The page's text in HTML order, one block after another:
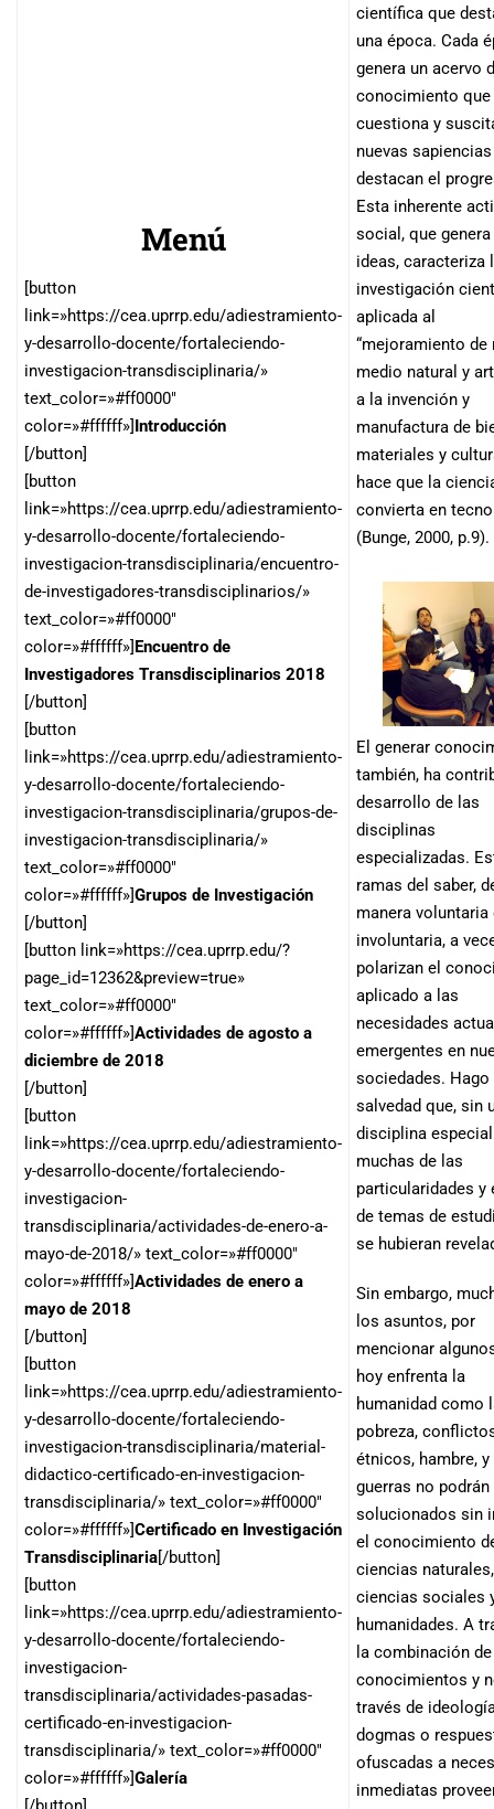
Menú
[button
link=»https://cea.uprrp.edu/adiestramiento-
y-desarrollo-docente/fortaleciendo-
investigacion-transdisciplinaria/»
text_color=»#ff0000″
color=»#ffffff»]Introducción
[/button]
[button
link=»https://cea.uprrp.edu/adiestramiento-
y-desarrollo-docente/fortaleciendo-
investigacion-transdisciplinaria/encuentro-
de-investigadores-transdisciplinarios/»
text_color=»#ff0000″
color=»#ffffff»]Encuentro de
Investigadores Transdisciplinarios 2018
[/button]
[button
link=»https://cea.uprrp.edu/adiestramiento-
y-desarrollo-docente/fortaleciendo-
investigacion-transdisciplinaria/grupos-de-
investigacion-transdisciplinaria/»
text_color=»#ff0000″
color=»#ffffff»]Grupos de Investigación
[/button]
[button link=»https://cea.uprrp.edu/?
page_id=12362&preview=true»
text_color=»#ff0000″
color=»#ffffff»]Actividades de agosto a
diciembre de 2018
[/button]
[button
link=»https://cea.uprrp.edu/adiestramiento-
y-desarrollo-docente/fortaleciendo-
investigacion-
transdisciplinaria/actividades-de-enero-a-
mayo-de-2018/» text_color=»#ff0000″
color=»#ffffff»]Actividades de enero a
mayo de 2018
[/button]
[button
link=»https://cea.uprrp.edu/adiestramiento-
y-desarrollo-docente/fortaleciendo-
investigacion-transdisciplinaria/material-
didactico-certificado-en-investigacion-
transdisciplinaria/» text_color=»#ff0000″
color=»#ffffff»]Certificado en Investigación
Transdisciplinaria[/button]
[button
link=»https://cea.uprrp.edu/adiestramiento-
y-desarrollo-docente/fortaleciendo-
investigacion-
transdisciplinaria/actividades-pasadas-
certificado-en-investigacion-
transdisciplinaria/» text_color=»#ff0000″
color=»#ffffff»]Galería
científica que
una época. Cada
genera un acervo
conocimiento que
cuestiona y
nuevas
destacan el
Esta inherente
social, que genera
ideas, caracteriza
investigación
aplicada al
“mejoramiento de
medio natural y
a la invención y
manufactura de
materiales y
hace que la
convierta en
(Bunge, 2000, p.9).
El generar
también, ha
desarrollo de las
disciplinas
especializadas.
ramas del saber,
manera voluntaria
involuntaria, a
polarizan el
aplicado a las
necesidades
emergentes en
sociedades. Hago
salvedad que, sin
disciplina
muchas de las
particularidades y
de temas de
se hubieran
Sin embargo,
los asuntos, por
mencionar
hoy enfrenta la
humanidad como
pobreza,
étnicos, hambre, y
guerras no podrán
solucionados sin
el conocimiento
ciencias
ciencias sociales
humanidades. A
la combinación
conocimientos y
través de
dogmas o
ofuscadas a
inmediatas